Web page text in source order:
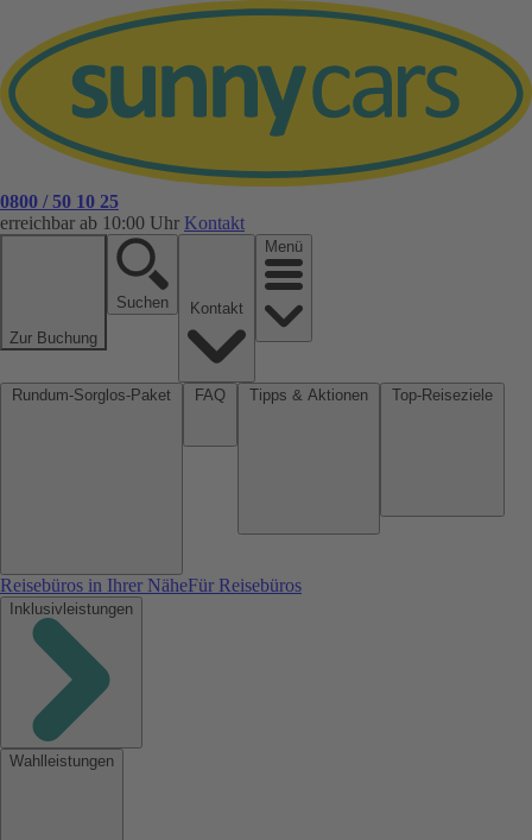
0800 / 50 10 25
erreichbar ab 10:00 Uhr Kontakt
Zur Buchung
Suchen
Menü
Reisebüros in Ihrer NäheFür Reisebüros
Inklusivleistungen
Wahlleistungen